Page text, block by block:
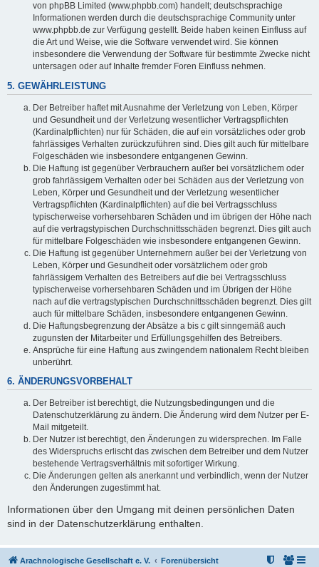
von phpBB Limited (www.phpbb.com) handelt; deutschsprachige
Informationen werden durch die deutschsprachige Community unter
www.phpbb.de zur Verfügung gestellt. Beide haben keinen Einfluss auf
die Art und Weise, wie die Software verwendet wird. Sie können
insbesondere die Verwendung der Software für bestimmte Zwecke nicht
untersagen oder auf Inhalte fremder Foren Einfluss nehmen.
5. GEWÄHRLEISTUNG
Der Betreiber haftet mit Ausnahme der Verletzung von Leben, Körper
und Gesundheit und der Verletzung wesentlicher Vertragspflichten
(Kardinalpflichten) nur für Schäden, die auf ein vorsätzliches oder grob
fahrlässiges Verhalten zurückzuführen sind. Dies gilt auch für mittelbare
Folgeschäden wie insbesondere entgangenen Gewinn.
Die Haftung ist gegenüber Verbrauchern außer bei vorsätzlichem oder
grob fahrlässigem Verhalten oder bei Schäden aus der Verletzung von
Leben, Körper und Gesundheit und der Verletzung wesentlicher
Vertragspflichten (Kardinalpflichten) auf die bei Vertragsschluss
typischerweise vorhersehbaren Schäden und im übrigen der Höhe nach
auf die vertragstypischen Durchschnittsschäden begrenzt. Dies gilt auch
für mittelbare Folgeschäden wie insbesondere entgangenen Gewinn.
Die Haftung ist gegenüber Unternehmern außer bei der Verletzung von
Leben, Körper und Gesundheit oder vorsätzlichem oder grob
fahrlässigem Verhalten des Betreibers auf die bei Vertragsschluss
typischerweise vorhersehbaren Schäden und im Übrigen der Höhe
nach auf die vertragstypischen Durchschnittsschäden begrenzt. Dies gilt
auch für mittelbare Schäden, insbesondere entgangenen Gewinn.
Die Haftungsbegrenzung der Absätze a bis c gilt sinngemäß auch
zugunsten der Mitarbeiter und Erfüllungsgehilfen des Betreibers.
Ansprüche für eine Haftung aus zwingendem nationalem Recht bleiben
unberührt.
6. ÄNDERUNGSVORBEHALT
Der Betreiber ist berechtigt, die Nutzungsbedingungen und die
Datenschutzerklärung zu ändern. Die Änderung wird dem Nutzer per E-
Mail mitgeteilt.
Der Nutzer ist berechtigt, den Änderungen zu widersprechen. Im Falle
des Widerspruchs erlischt das zwischen dem Betreiber und dem Nutzer
bestehende Vertragsverhältnis mit sofortiger Wirkung.
Die Änderungen gelten als anerkannt und verbindlich, wenn der Nutzer
den Änderungen zugestimmt hat.
Informationen über den Umgang mit deinen persönlichen Daten
sind in der Datenschutzerklärung enthalten.
Arachnologische Gesellschaft e. V. Forenübersicht